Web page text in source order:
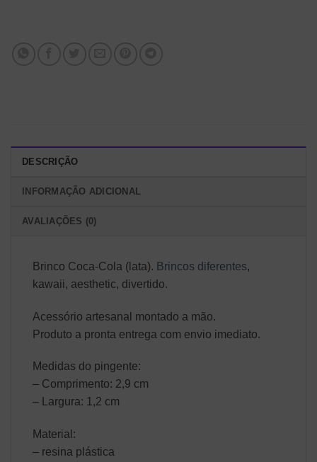
DESCRIÇÃO
INFORMAÇÃO ADICIONAL
AVALIAÇÕES (0)
Brinco Coca-Cola (lata). Brincos diferentes,
kawaii, aesthetic, divertido.
Acessório artesanal montado a mão.
Produto a pronta entrega com envio imediato.
Medidas do pingente:
– Comprimento: 2,9 cm
– Largura: 1,2 cm
Material:
– resina plástica